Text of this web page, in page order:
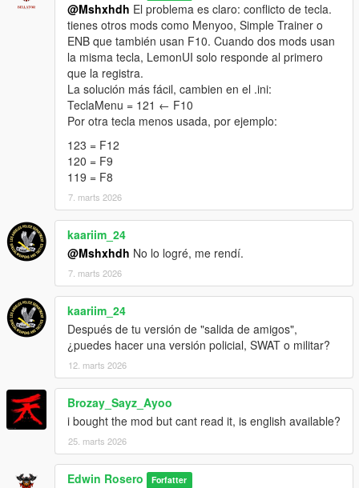
@Mshxhdh El problema es claro: conflicto de tecla.
tienes otros mods como Menyoo, Simple Trainer o
ENB que también usan F10. Cuando dos mods usan
la misma tecla, LemonUI solo responde al primero
que la registra.
La solución más fácil, cambien en el .ini:
TeclaMenu = 121 ← F10
Por otra tecla menos usada, por ejemplo:
123 = F12
120 = F9
119 = F8
7. marts 2026
kaariim_24
@Mshxhdh No lo logré, me rendí.
7. marts 2026
kaariim_24
Después de tu versión de "salida de amigos",
¿puedes hacer una versión policial, SWAT o militar?
12. marts 2026
Brozay_Sayz_Ayoo
i bought the mod but cant read it, is english available?
25. marts 2026
Edwin Rosero Forfatter